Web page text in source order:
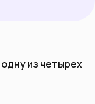
из четырех